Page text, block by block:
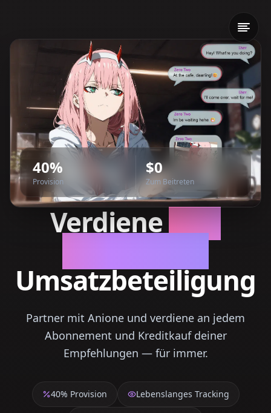
Verdiene40%
Umsatzbeteiligung
Partner mit Anione und verdiene an jedem
Abonnement und Kreditkauf deiner
Empfehlungen — für immer.
40% Provision Lebenslanges Tracking
40%
Provision
$0
Zum Beitreten